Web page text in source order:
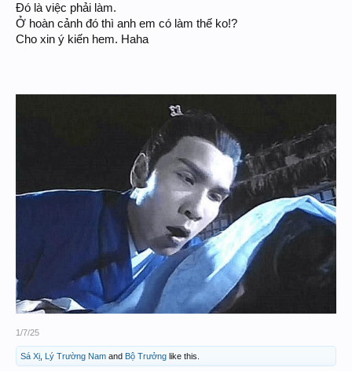
Đó là việc phải làm.
Ở hoàn cảnh đó thì anh em có làm thế ko!?
Cho xin ý kiến hem. Haha
1/7/25
Sá Xị Lý Trường Nam and Bộ Trưởng like this.